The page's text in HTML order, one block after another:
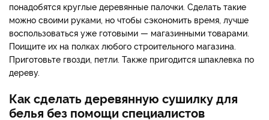
понадобятся круглые деревянные палочки. Сделать такие
можно своими руками, но чтобы сэкономить время, лучше
воспользоваться уже готовыми — магазинными товарами.
Поищите их на полках любого строительного магазина.
Приготовьте гвозди, петли. Также пригодится шпаклевка по
дереву.
Как сделать деревянную сушилку для
белья без помощи специалистов